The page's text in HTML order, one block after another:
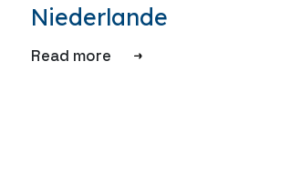
Niederlande
Read more